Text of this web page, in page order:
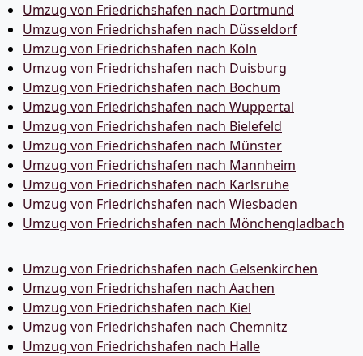
Umzug von Friedrichshafen nach Dortmund
Umzug von Friedrichshafen nach Düsseldorf
Umzug von Friedrichshafen nach Köln
Umzug von Friedrichshafen nach Duisburg
Umzug von Friedrichshafen nach Bochum
Umzug von Friedrichshafen nach Wuppertal
Umzug von Friedrichshafen nach Bielefeld
Umzug von Friedrichshafen nach Münster
Umzug von Friedrichshafen nach Mannheim
Umzug von Friedrichshafen nach Karlsruhe
Umzug von Friedrichshafen nach Wiesbaden
Umzug von Friedrichshafen nach Mönchen­gladbach
Umzug von Friedrichshafen nach Gelsenkirchen
Umzug von Friedrichshafen nach Aachen
Umzug von Friedrichshafen nach Kiel
Umzug von Friedrichshafen nach Chemnitz
Umzug von Friedrichshafen nach Halle